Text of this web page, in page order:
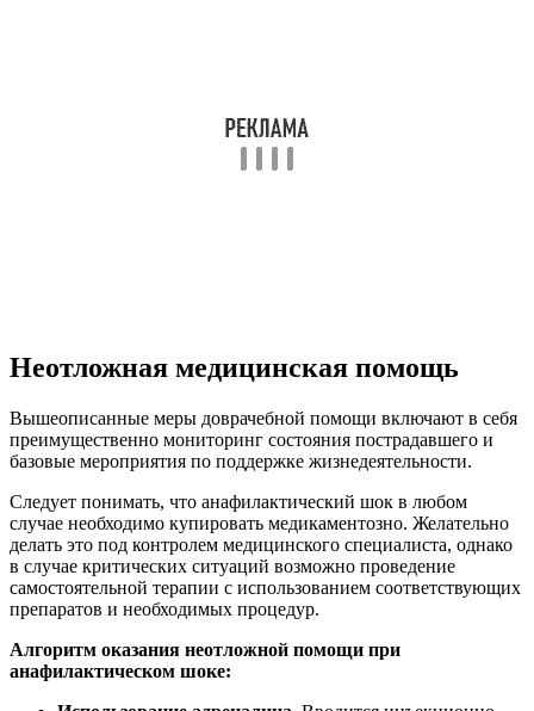
Неотложная медицинская помощь
Вышеописанные меры доврачебной помощи включают в себя
преимущественно мониторинг состояния пострадавшего и
базовые мероприятия по поддержке жизнедеятельности.
Следует понимать, что анафилактический шок в любом
случае необходимо купировать медикаментозно. Желательно
делать это под контролем медицинского специалиста, однако
в случае критических ситуаций возможно проведение
самостоятельной терапии с использованием соответствующих
препаратов и необходимых процедур.
Алгоритм оказания неотложной помощи при
анафилактическом шоке: